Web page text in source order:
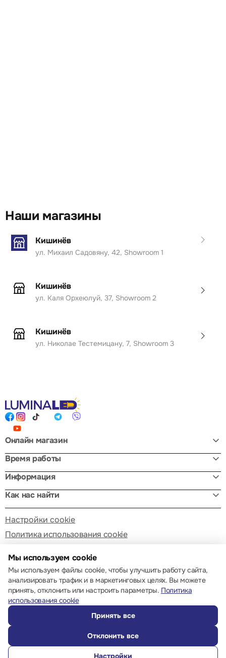
Наши магазины
Кишинёв
ул. Михаил Садовяну, 42, Showroom 1
Кишинёв
ул. Каля Орхеюлуй, 37, Showroom 2
Кишинёв
ул. Николае Тестемицану, 7, Showroom 3
Онлайн магазин
Время работы
Информация
Как нас найти
Настройки cookie
Политика использования cookie
© 2013 – 2026 ECOM
Мы используем cookie
Мы используем файлы cookie, чтобы улучшить работу сайта,
анализировать трафик и в маркетинговых целях. Вы можете
принять, отклонить или настроить параметры. Политика
использования cookie
Принять все
Отклонить все
Настройки